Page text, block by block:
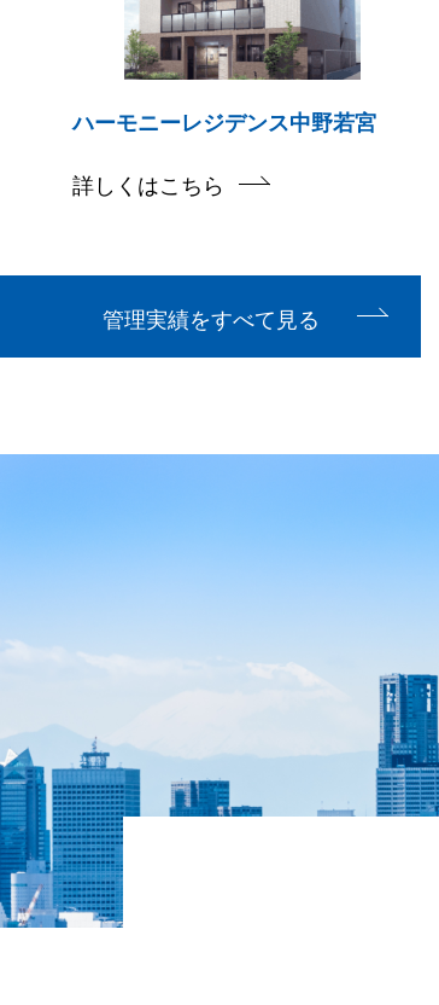
ハーモニーレジデンス中野若宮
詳しくはこちら
管理実績をすべて見る